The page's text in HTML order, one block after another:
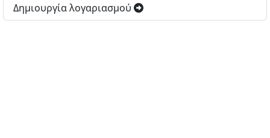
Δημιουργία λογαριασμού